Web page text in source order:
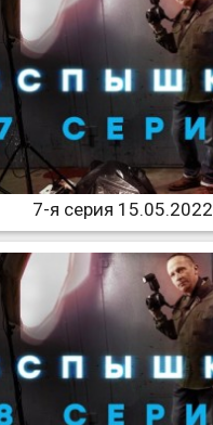
7-я серия 15.05.2022